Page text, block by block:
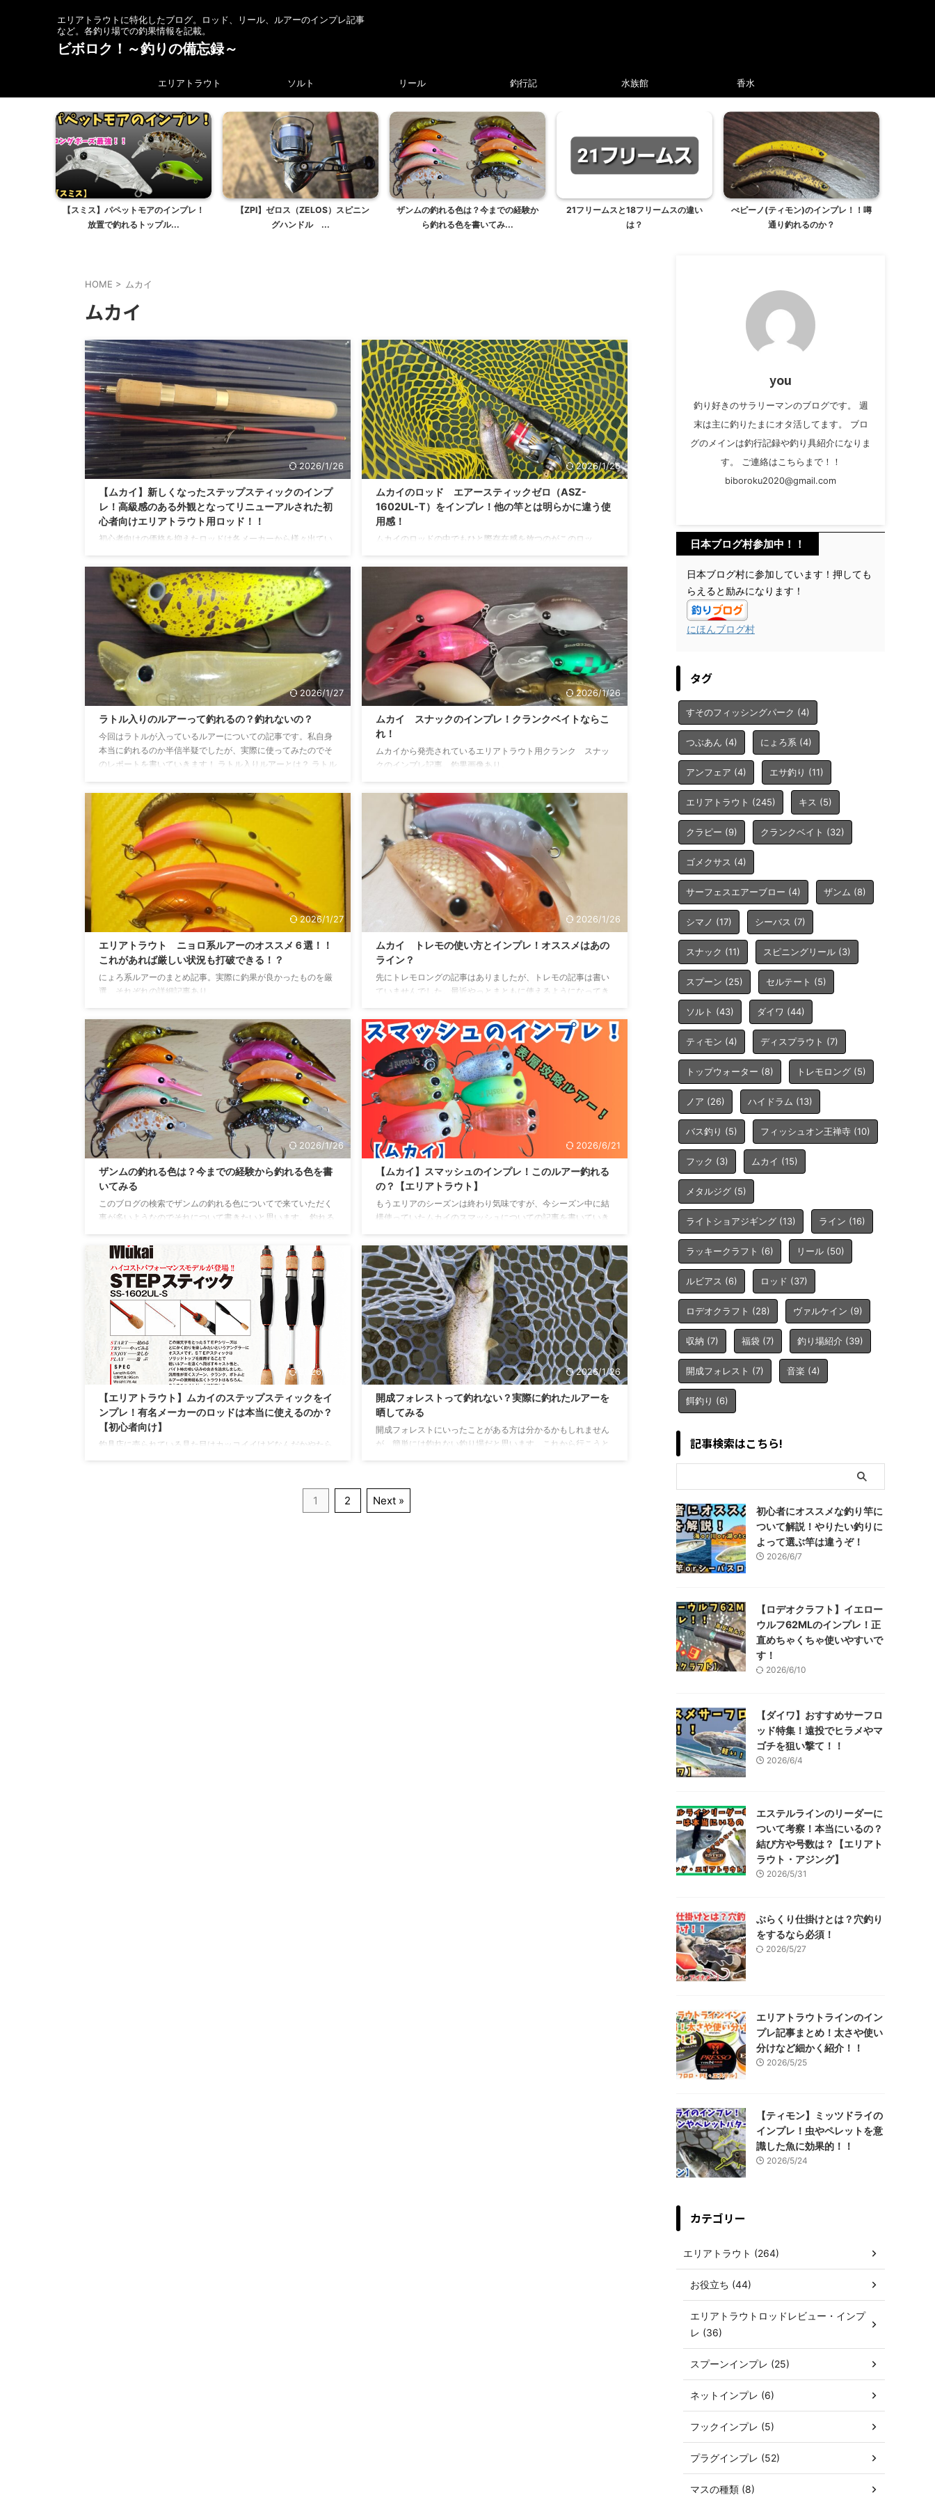
エリアトラウトに特化したブログ。ロッド、リール、ルアーのインプレ記事
など。各釣り場での釣果情報を記載。
ビボロク！～釣りの備忘録～
エリアトラウト ソルト リール 釣行記 水族館 香水
【スミス】パペットモアのインプレ！
放置で釣れるトップル...
【ZPI】ゼロス（ZELOS）スピニン
グハンドル ...
ザンムの釣れる色は？今までの経験か
ら釣れる色を書いてみ...
21フリームスと18フリームスの違い
は？
ぺピーノ(ティモン)のインプレ！！噂
通り釣れるのか？
HOME > ムカイ
ムカイ
2026/1/26
【ムカイ】新しくなったステップスティックのインプ
レ！高級感のある外観となってリニューアルされた初
心者向けエリアトラウト用ロッド！！
初心者向けの価格を抑えたロッドは各メーカーから様々出てい
クラフトやアブガルシアでしょうか？ もちろん有名所のメーカ
ーのロッドを使うのも間違いありません。 ただ、専門メーカー
が発売するロッドも中々侮ることはできません！今回紹介する
「ステップスティック」はエリアトラウトを専門とするメーカ
ー「ムカイ」から発売されているロッドです。このムカイとい
うメーカー、他のジャンルの釣りではあまり聞かない名前かも
しれませんがエリアトラウト業界の中ではかなり有名なメーカ
ー ...
2026/1/26
ムカイのロッド エアースティックゼロ（ASZ-
1602UL-T）をインプレ！他の竿とは明らかに違う使
用感！
ムカイのロッドの中でもひと際存在感を放つのがこのロッ
使ってみたら他の竿とは明らかに違う使用感のロッドでした。
「どんなロッドなの？」と気になっている方のためにも今回は
エアースティックゼロのインプレ記事になります！ ムカイと
は？ ムカイは主にエリアトラウト商品を扱うメーカーになりま
す。 ザンムやつぶあん、トレモなどエリアトラウトでは有名な
ルアーを多数出しているので知っている方も多いのではないで
しょうか？ https://biborokukkk.com/ ...
2026/1/27
ラトル入りのルアーって釣れるの？釣れないの？
今回はラトルが入っているルアーについての記事です。私自身
本当に釣れるのか半信半疑でしたが、実際に使ってみたのでそ
のレポートを書いていきます！ ラトル入りルアーとは？ ラトル
た時に音がなるルアーの事です。この音で魚にアピールして食
わせることを得意にしています。 ボディにモデル名が印字され
ている場合はそこでラトル入り・無しを判断できます。 一見全
て同じモデルに見えますが・・・ 実はラトル入りモデルもあり
ます（ベルのマークで判断） 本当にラトルが入っている ...
2026/1/26
ムカイ スナックのインプレ！クランクベイトならこ
れ！
ムカイから発売されているエリアトラウト用クランク スナッ
クのインプレ記事。釣果画像あり。
2026/1/27
エリアトラウト ニョロ系ルアーのオススメ６選！！
これがあれば厳しい状況も打破できる！？
にょろ系ルアーのまとめ記事。実際に釣果が良かったものを厳
選。それぞれの詳細記事あり。
2026/1/26
ムカイ トレモの使い方とインプレ！オススメはあの
ライン？
先にトレモロングの記事はありましたが、トレモの記事は書い
ていませんでした。最近やっとまともに使えるようになってき
トレモはムカイから発売されているプラグです。 ミノーとクラ
ンクベイトの中間のような形状をしているのが特徴です。 ダウ
ンサイズ版やトレモロングなどの派生系も様々出ていますが、
そのベースになっているのがトレモになります。 今回は派生系
の話はしません(長くなるので笑)
https://biborokukkk.com/tremo-long/ ト ...
2026/1/26
ザンムの釣れる色は？今までの経験から釣れる色を書
いてみる
このブログの検索でザンムの釣れる色についてで来ていただく
事が多いようなのでそれについて書きたいと思います。 釣れる
笑 ですが、残っているのは実績のあるカラーばかりです。 私
の使用頻度が高いカラーはこちら！ 私はプラグに関しては派手
な色のほうが釣れるイメージなので、こんなカラーが多めで
す。 リンク リンク リンク 派手なカラーを選ぶメリット 派手な
カラーを選ぶメリットはルアー自体が見やすい事です。 これは
釣り人目線と魚目線でもあります。 クリア、ステ ...
2026/6/21
【ムカイ】スマッシュのインプレ！このルアー釣れる
の？【エリアトラウト】
もうエリアのシーズンは終わり気味ですが、今シーズン中に結
構使っていたムカイのスマッシュについての記事を書いていき
エリアトラウト用のプラグになります。 トレモシリーズのひと
つで大きさ25mmという小さめなルアーになります。 バリエー
ションはHF、F、S、SSと4種類あり、カラーも豊富にありま
す。 リンク 動き スマッシュは小刻みにウォブリングし、わり
とキビキビした動きをします。トレモロングやザンムとは対極
にあるようなルアーです。 巻き速度に対応する ...
2026/1/26
【エリアトラウト】ムカイのステップスティックをイ
ンプレ！有名メーカーのロッドは本当に使えるのか？
【初心者向け】
釣具店に売られている見た目はカッコイイけどなんだかやたら
とさほど変わらない（なんなら安い）ロッドです。「見た目は
いいけど本当に使えるの？」「ムカイってどんなメーカー？信
用できるの？」など様々な疑問が浮かんでくるかとは思います
2026/1/26
開成フォレストって釣れない？実際に釣れたルアーを
晒してみる
開成フォレストにいったことがある方は分かるかもしれません
が、簡単には釣れない釣り場だと思います。これから行こうと
ロッド ムカイ エアースティック AS – 1622 XUL スーパーレガ
ーレ ロッド ムカイ ステップスティック リール ダイワ ルビ
1 2 Next »
you
釣り好きのサラリーマンのブログです。 週
末は主に釣りたまにオタ活してます。 ブロ
グのメインは釣行記録や釣り具紹介になりま
す。 ご連絡はこちらまで！！
biboroku2020@gmail.com
日本ブログ村参加中！！
日本ブログ村に参加しています！押しても
らえると励みになります！
にほんブログ村
タグ
すそのフィッシングパーク (4)
つぶあん (4) にょろ系 (4)
アンフェア (4) エサ釣り (11)
エリアトラウト (245) キス (5)
クラピー (9) クランクベイト (32)
ゴメクサス (4)
サーフェスエアーブロー (4) ザンム (8)
シマノ (17) シーバス (7)
スナック (11) スピニングリール (3)
スプーン (25) セルテート (5)
ソルト (43) ダイワ (44)
ティモン (4) ディスプラウト (7)
トップウォーター (8) トレモロング (5)
ノア (26) ハイドラム (13)
バス釣り (5) フィッシュオン王禅寺 (10)
フック (3) ムカイ (15)
メタルジグ (5)
ライトショアジギング (13) ライン (16)
ラッキークラフト (6) リール (50)
ルビアス (6) ロッド (37)
ロデオクラフト (28) ヴァルケイン (9)
収納 (7) 福袋 (7) 釣り場紹介 (39)
開成フォレスト (7) 音楽 (4)
餌釣り (6)
記事検索はこちら!
初心者にオススメな釣り竿に
ついて解説！やりたい釣りに
よって選ぶ竿は違うぞ！
2026/6/7
【ロデオクラフト】イエロー
ウルフ62MLのインプレ！正
直めちゃくちゃ使いやすいで
す！
2026/6/10
【ダイワ】おすすめサーフロ
ッド特集！遠投でヒラメやマ
ゴチを狙い撃て！！
2026/6/4
エステルラインのリーダーに
ついて考察！本当にいるの？
結び方や号数は？【エリアト
ラウト・アジング】
2026/5/31
ぶらくり仕掛けとは？穴釣り
をするなら必須！
2026/5/27
エリアトラウトラインのイン
プレ記事まとめ！太さや使い
分けなど細かく紹介！！
2026/5/25
【ティモン】ミッツドライの
インプレ！虫やペレットを意
識した魚に効果的！！
2026/5/24
カテゴリー
エリアトラウト (264)
お役立ち (44)
エリアトラウトロッドレビュー・インプ
レ (36)
スプーンインプレ (25)
ネットインプレ (6)
フックインプレ (5)
プラグインプレ (52)
マスの種類 (8)